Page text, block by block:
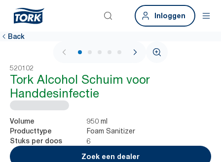
Inloggen
Back
1 / 5
520102
Tork Alcohol Schuim voor
Handdesinfectie
Volume 950 ml
Producttype Foam Sanitizer
Stuks per doos
6
Zoek een dealer